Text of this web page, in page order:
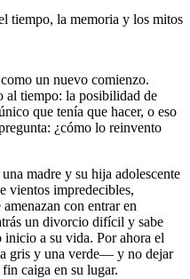
tiempo, la memoria y los mitos
un nuevo comienzo.
al tiempo: la posibilidad de
que tenía que hacer, o eso
¿cómo lo reinvento
madre y su hija adolescente
vientos impredecibles,
con entrar en
un divorcio difícil y sabe
inicio a su vida. Por ahora el
gris y una verde— y no dejar
caiga en su lugar.